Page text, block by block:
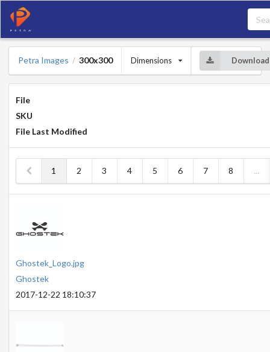
Petra Images / 300x300 Dimensions Download
File
SKU
File Last Modified
1 2 3 4 5 6 7 8 ...
Ghostek_Logo.jpg
Ghostek
2017-12-22 18:10:37